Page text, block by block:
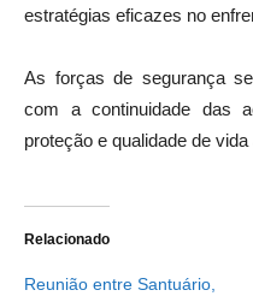
estratégias eficazes no
As forças de segurança
com a continuidade das
proteção e qualidade de
Relacionado
Reunião entre Santuário,